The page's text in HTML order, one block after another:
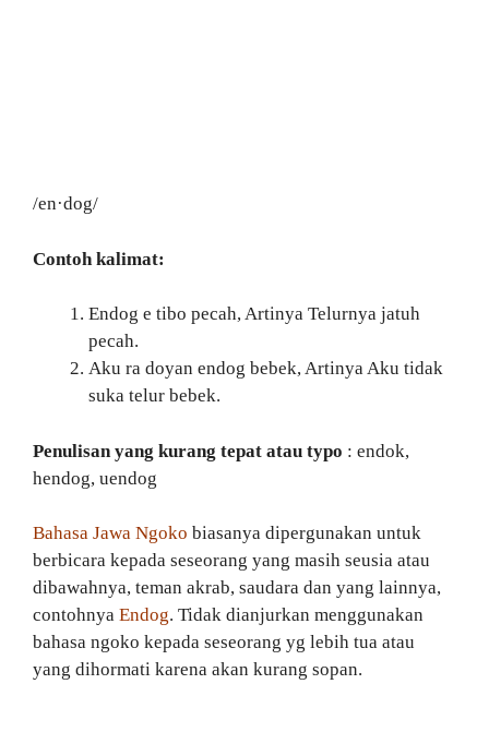
/en·dog/
Contoh kalimat:
Endog e tibo pecah, Artinya Telurnya jatuh
pecah.
Aku ra doyan endog bebek, Artinya Aku tidak
suka telur bebek.
Penulisan yang kurang tepat atau typo : endok,
hendog, uendog
Bahasa Jawa Ngoko biasanya dipergunakan untuk
berbicara kepada seseorang yang masih seusia atau
dibawahnya, teman akrab, saudara dan yang lainnya,
contohnya Endog. Tidak dianjurkan menggunakan
bahasa ngoko kepada seseorang yg lebih tua atau
yang dihormati karena akan kurang sopan.